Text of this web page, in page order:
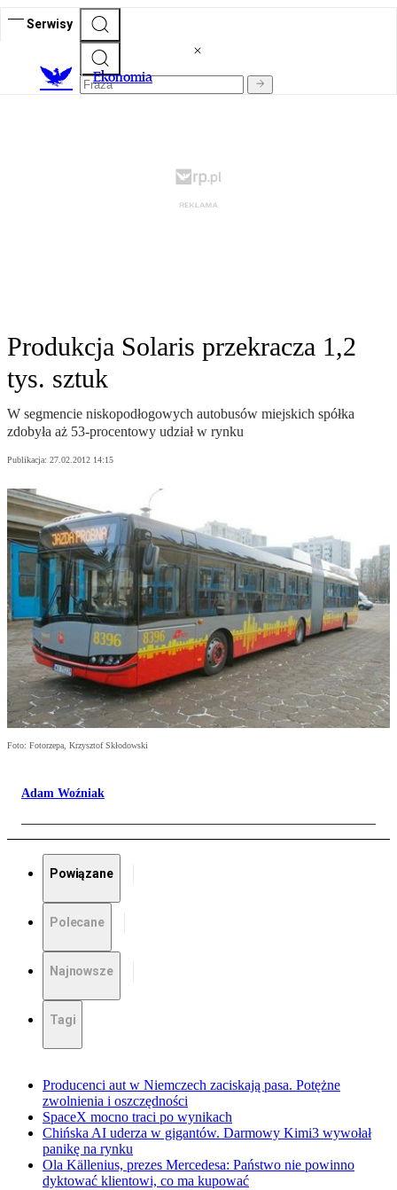
Serwisy
Ekonomia
Produkcja Solaris przekracza 1,2
tys. sztuk
W segmencie niskopodłogowych autobusów miejskich spółka
zdobyła aż 53-procentowy udział w rynku
Publikacja: 27.02.2012 14:15
Foto: Fotorzepa, Krzysztof Skłodowski
Adam Woźniak
Powiązane
Polecane
Najnowsze
Tagi
Producenci aut w Niemczech zaciskają pasa. Potężne
zwolnienia i oszczędności
SpaceX mocno traci po wynikach
Chińska AI uderza w gigantów. Darmowy Kimi3 wywołał
panikę na rynku
Ola Källenius, prezes Mercedesa: Państwo nie powinno
dyktować klientowi, co ma kupować